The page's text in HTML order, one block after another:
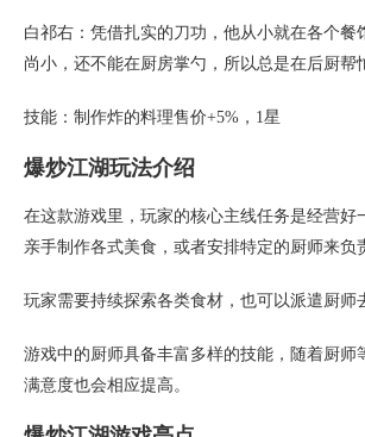
白祁右：凭借扎实的刀功，他从小就在各个餐
尚小，还不能在厨房掌勺，所以总是在后厨帮
技能：制作炸的料理售价+5%，1星
爆炒江湖玩法介绍
在这款游戏里，玩家的核心主线任务是经营好
亲手制作各式美食，或者安排特定的厨师来负
玩家需要持续探索各类食材，也可以派遣厨师
游戏中的厨师具备丰富多样的技能，随着厨师
满意度也会相应提高。